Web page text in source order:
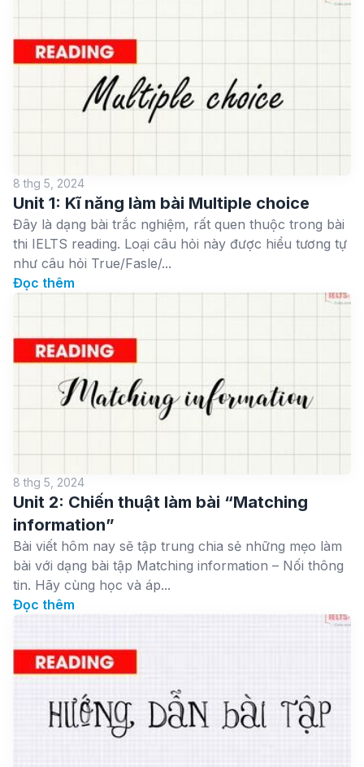
8 thg 5, 2024
Unit 1: Kĩ năng làm bài Multiple choice
Đây là dạng bài trắc nghiệm, rất quen thuộc trong bài
thi IELTS reading. Loại câu hỏi này được hiểu tương tự
như câu hỏi True/Fasle/...
Đọc thêm
8 thg 5, 2024
Unit 2: Chiến thuật làm bài “Matching
information”
Bài viết hôm nay sẽ tập trung chia sẻ những mẹo làm
bài với dạng bài tập Matching information – Nối thông
tin. Hãy cùng học và áp...
Đọc thêm